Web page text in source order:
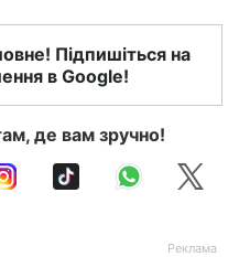
Підпишіться на
в Google!
де вам зручно!